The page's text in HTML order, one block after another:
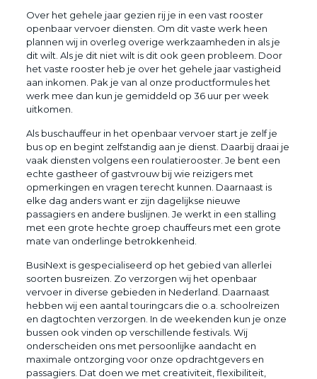
Over het gehele jaar gezien rij je in een vast rooster
openbaar vervoer diensten. Om dit vaste werk heen
plannen wij in overleg overige werkzaamheden in als je
dit wilt. Als je dit niet wilt is dit ook geen probleem. Door
het vaste rooster heb je over het gehele jaar vastigheid
aan inkomen. Pak je van al onze productformules het
werk mee dan kun je gemiddeld op 36 uur per week
uitkomen.
Als buschauffeur in het openbaar vervoer start je zelf je
bus op en begint zelfstandig aan je dienst. Daarbij draai je
vaak diensten volgens een roulatierooster. Je bent een
echte gastheer of gastvrouw bij wie reizigers met
opmerkingen en vragen terecht kunnen. Daarnaast is
elke dag anders want er zijn dagelijkse nieuwe
passagiers en andere buslijnen. Je werkt in een stalling
met een grote hechte groep chauffeurs met een grote
mate van onderlinge betrokkenheid.
BusiNext is gespecialiseerd op het gebied van allerlei
soorten busreizen. Zo verzorgen wij het openbaar
vervoer in diverse gebieden in Nederland. Daarnaast
hebben wij een aantal touringcars die o.a. schoolreizen
en dagtochten verzorgen. In de weekenden kun je onze
bussen ook vinden op verschillende festivals. Wij
onderscheiden ons met persoonlijke aandacht en
maximale ontzorging voor onze opdrachtgevers en
passagiers. Dat doen we met creativiteit, flexibiliteit,